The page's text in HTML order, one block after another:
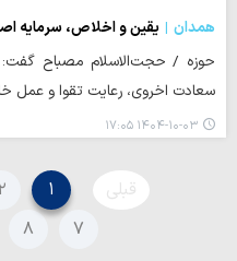
همدان
یقین و اخلاص، سرمایه
حوزه / حجت‌الاسلام مصباح گفت:
سعادت اخروی، رعایت تقوا و عمل
۱۴۰۴-۱۰-۰۳ ۱۷:۰۵
قبلی ۱
۷
۸